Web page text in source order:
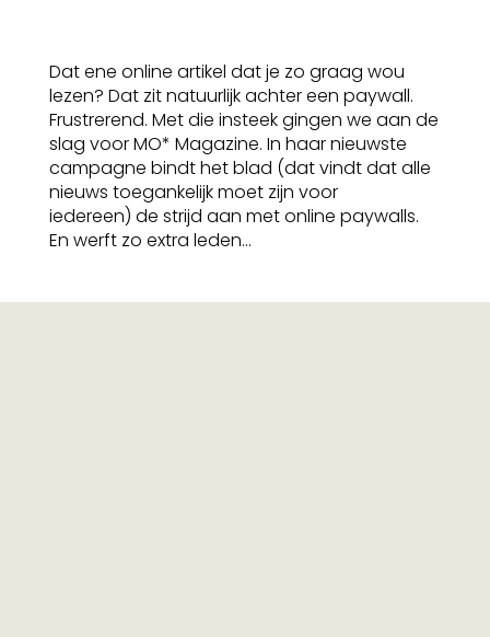
Dat ene online artikel dat je zo graag wou
lezen? Dat zit natuurlijk achter een paywall.
Frustrerend. Met die insteek gingen we aan de
slag voor MO* Magazine. In haar nieuwste
campagne bindt het blad (dat vindt dat alle
nieuws toegankelijk moet zijn voor
iedereen) de strijd aan met online paywalls.
En werft zo extra leden...